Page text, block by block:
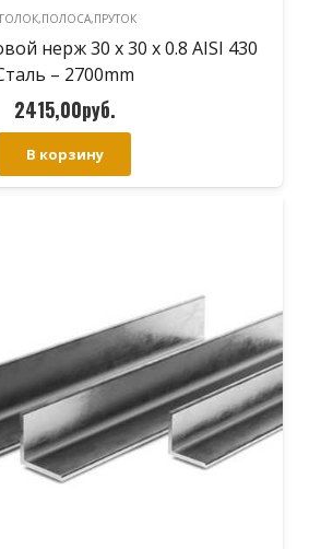
нерж 30 х 30 х 0.8 AISI 430
– 2700mm
2415,00руб.
В корзину